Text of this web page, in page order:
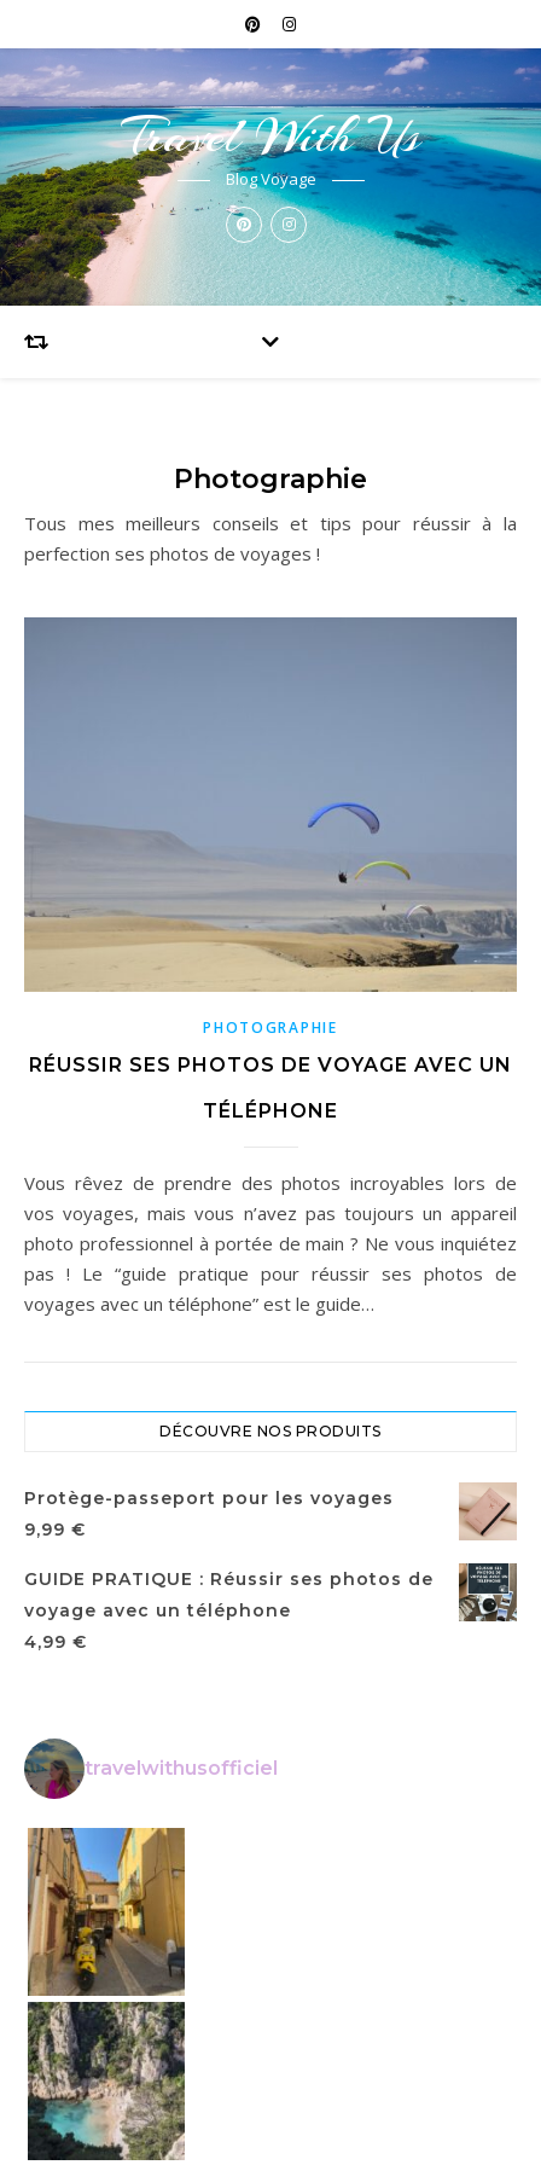
Travel With Us
Blog Voyage
Photographie
Tous mes meilleurs conseils et tips pour réussir à la
perfection ses photos de voyages !
PHOTOGRAPHIE
RÉUSSIR SES PHOTOS DE VOYAGE AVEC UN
TÉLÉPHONE
Vous rêvez de prendre des photos incroyables lors de
vos voyages, mais vous n’avez pas toujours un appareil
photo professionnel à portée de main ? Ne vous inquiétez
pas ! Le “guide pratique pour réussir ses photos de
voyages avec un téléphone” est le guide…
DÉCOUVRE NOS PRODUITS
Protège-passeport pour les voyages
9,99 €
GUIDE PRATIQUE : Réussir ses photos de
voyage avec un téléphone
4,99 €
travelwithusofficiel
La Ciotat • • Voyage en France • • #t
Calanque de Cassis • • Petit conseil : lev